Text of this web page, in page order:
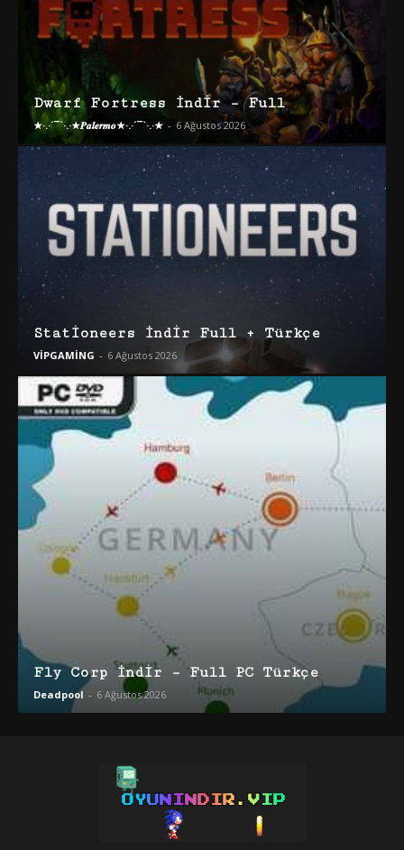
Dwarf Fortress İndir – Full
★·.·´¯`·.·★𝑷𝒂𝒍𝒆𝒓𝒎𝒐★·.·´¯`·.·★ - 6 Ağustos 2026
Stationeers İndir Full + Türkçe
VİPGAMİNG - 6 Ağustos 2026
Fly Corp İndir – Full PC Türkçe
Deadpool - 6 Ağustos 2026